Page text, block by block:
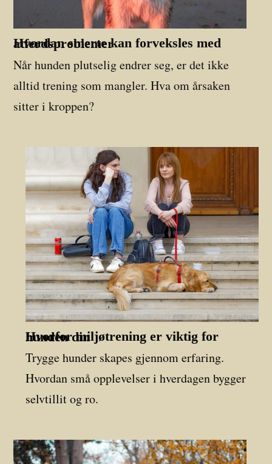
Hvordan smerte kan forveksles med atferdsproblemer
Når hunden plutselig endrer seg, er det ikke
alltid trening som mangler. Hva om årsaken
sitter i kroppen?
Hvorfor miljøtrening er viktig for hunden din
Trygge hunder skapes gjennom erfaring.
Hvordan små opplevelser i hverdagen bygger
selvtillit og ro.